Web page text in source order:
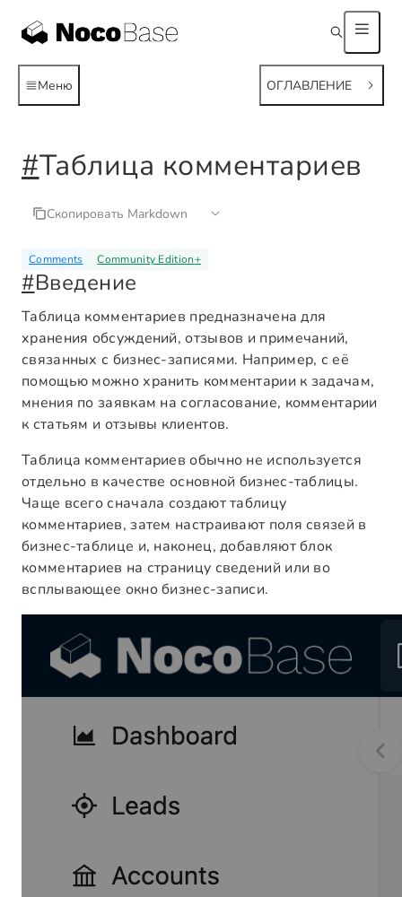
Меню ОГЛАВЛЕНИЕ
#Таблица комментариев
Скопировать Markdown
Comments Community Edition+
#Введение
Таблица комментариев предназначена для
хранения обсуждений, отзывов и примечаний,
связанных с бизнес-записями. Например, с её
помощью можно хранить комментарии к задачам,
мнения по заявкам на согласование, комментарии
к статьям и отзывы клиентов.
Таблица комментариев обычно не используется
отдельно в качестве основной бизнес-таблицы.
Чаще всего сначала создают таблицу
комментариев, затем настраивают поля связей в
бизнес-таблице и, наконец, добавляют блок
комментариев на страницу сведений или во
всплывающее окно бизнес-записи.